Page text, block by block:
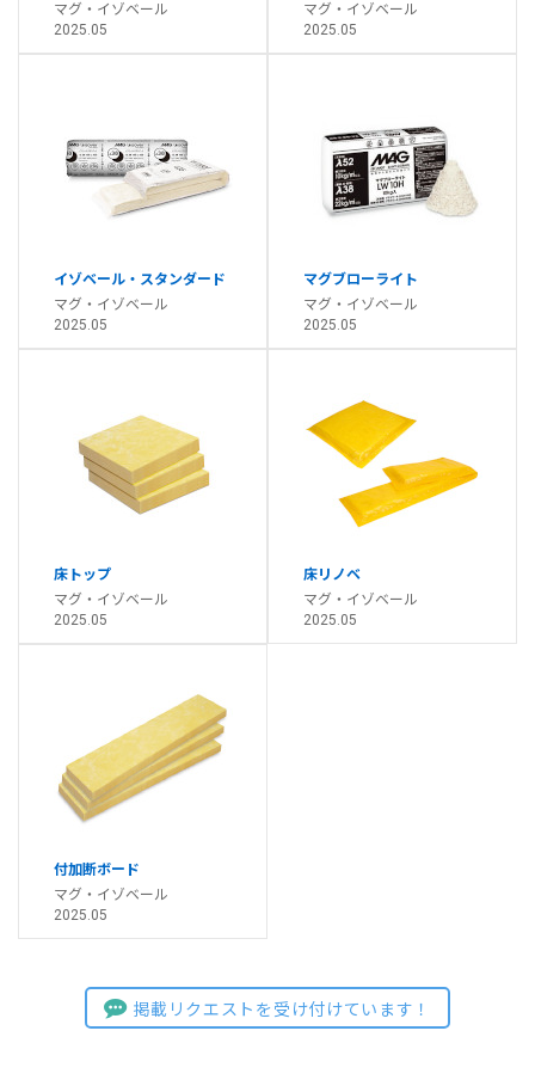
マグ・イゾベール
2025.05
マグ・イゾベール
2025.05
イゾベール・スタンダード
マグ・イゾベール
2025.05
マグブローライト
マグ・イゾベール
2025.05
床トップ
マグ・イゾベール
2025.05
床リノベ
マグ・イゾベール
2025.05
付加断ボード
マグ・イゾベール
2025.05
掲載リクエストを受け付けています！